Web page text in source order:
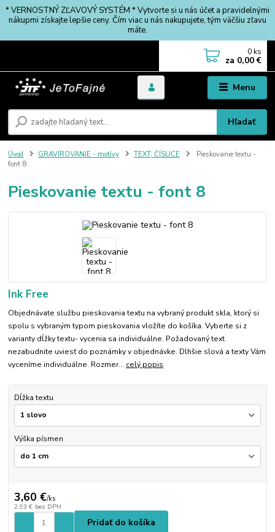
* VERNOSTNÝ ZĽAVOVÝ SYSTÉM * Vytvorte si u nás účet a pravidelnými
nákupmi získajte lepšie ceny. Čím viac u nás nakupujete, tým väčšiu zľavu
máte.
Menu
Hľadať
0 ks
za 0,00 €
Úvod GRAVÍROVANIE - motívy TEXT, ČÍSLICE
Pieskovanie textu -
font 8
Pieskovanie textu - font 8
Ink Free
Objednávate službu pieskovania textu na vybraný produkt skla, ktorý si
spolu s vybraným typom pieskovania vložíte do košíka. Vyberte si z
varianty dĺžky textu- vycenia sa individuálne. Požadovaný text
nezabudnite uviesť do poznámky v objednávke. Dlhšie slová a texty Vám
vyceníme individuálne. Rozmer... celý popis
Dĺžka textu
Výška písmen
3,60 €/ks
2,93 € bez DPH
Pridať do košíka